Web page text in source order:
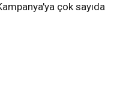
çok sayıda